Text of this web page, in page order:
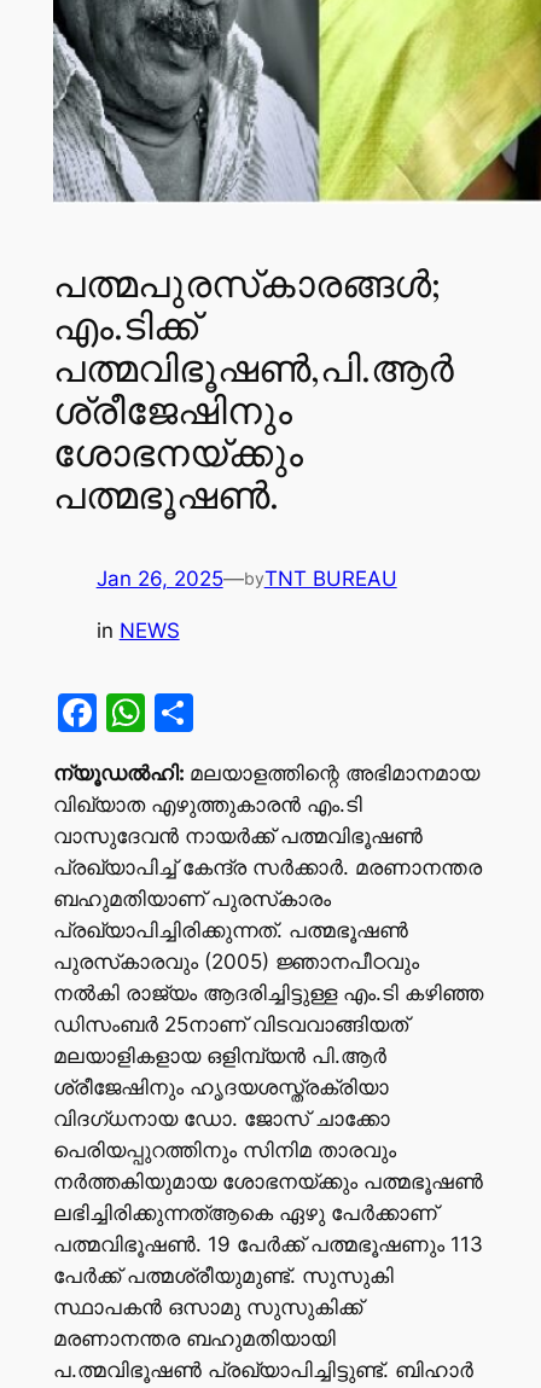
പത്മപുരസ്‌കാരങ്ങള്‍;
എം.ടിക്ക്
പത്മവിഭൂഷണ്‍,പി.ആര്‍
ശ്രീജേഷിനും
ശോഭനയ്ക്കും
പത്മഭൂഷണ്‍.
Jan 26, 2025—byTNT BUREAU
in NEWS
Facebook
WhatsApp
Share
ന്യൂഡല്‍ഹി: മലയാളത്തിന്റെ അഭിമാനമായ
വിഖ്യാത എഴുത്തുകാരന്‍ എം.ടി
വാസുദേവന്‍ നായര്‍ക്ക് പത്മവിഭൂഷണ്‍
പ്രഖ്യാപിച്ച് കേന്ദ്ര സര്‍ക്കാര്‍. മരണാനന്തര
ബഹുമതിയാണ് പുരസ്‌കാരം
പ്രഖ്യാപിച്ചിരിക്കുന്നത്. പത്മഭൂഷണ്‍
പുരസ്‌കാരവും (2005) ജ്ഞാനപീഠവും
നല്‍കി രാജ്യം ആദരിച്ചിട്ടുള്ള എം.ടി കഴിഞ്ഞ
ഡിസംബര്‍ 25നാണ് വിടവവാങ്ങിയത്
മലയാളികളായ ഒളിമ്പ്യന്‍ പി.ആര്‍
ശ്രീജേഷിനും ഹൃദയശസ്ത്രക്രിയാ
വിദഗ്ധനായ ഡോ. ജോസ് ചാക്കോ
പെരിയപ്പുറത്തിനും സിനിമ താരവും
നര്‍ത്തകിയുമായ ശോഭനയ്ക്കും പത്മഭൂഷണ്‍
ലഭിച്ചിരിക്കുന്നത്ആകെ ഏഴു പേര്‍ക്കാണ്
പത്മവിഭൂഷണ്‍. 19 പേര്‍ക്ക് പത്മഭൂഷണും 113
പേര്‍ക്ക് പത്മശ്രീയുമുണ്ട്. സുസുകി
സ്ഥാപകന്‍ ഒസാമു സുസുകിക്ക്
മരണാനന്തര ബഹുമതിയായി
പ.ത്മവിഭൂഷണ്‍ പ്രഖ്യാപിച്ചിട്ടുണ്ട്. ബിഹാര്‍